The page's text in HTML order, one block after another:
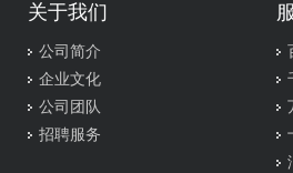
关于我们
公司简介
企业文化
公司团队
招聘服务